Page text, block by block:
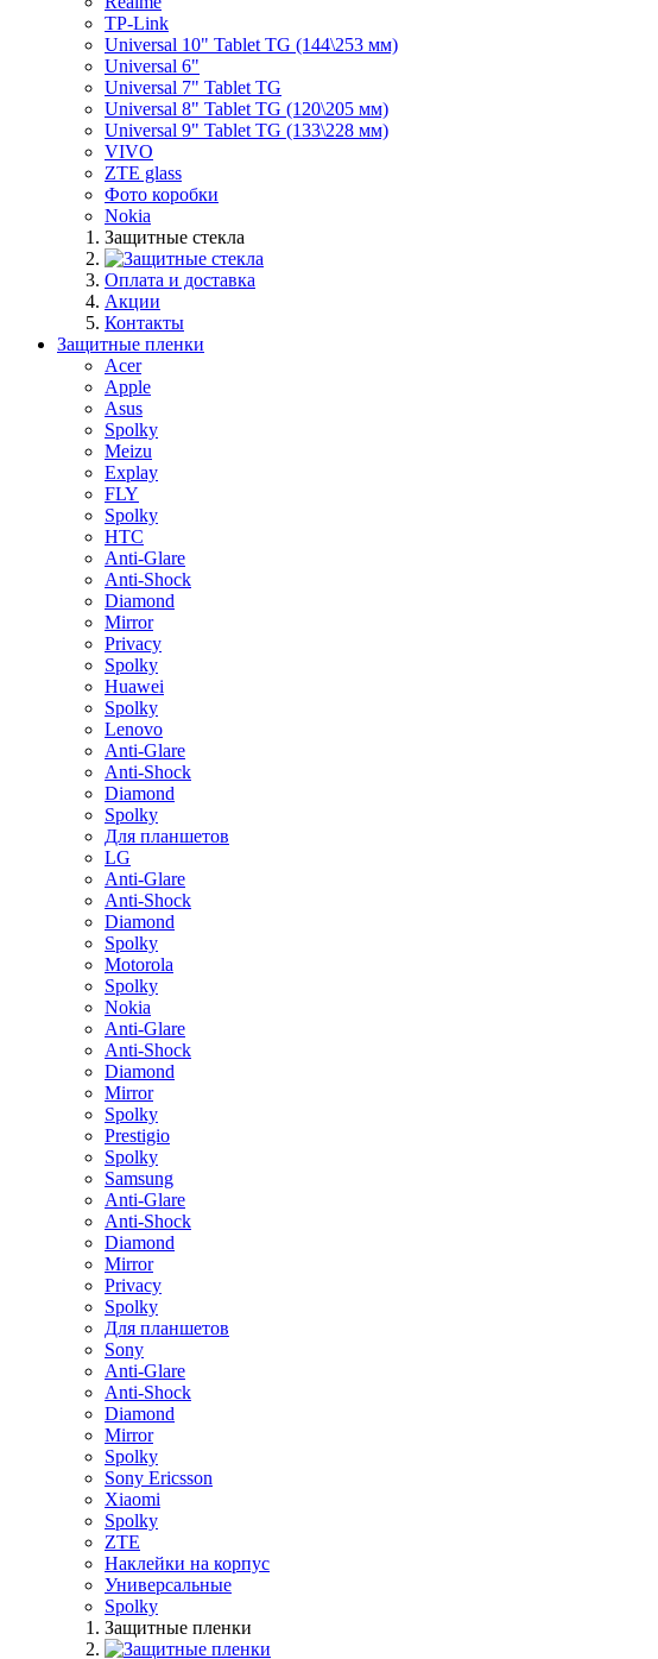
TP-Link
Universal 10" Tablet TG (144\253 мм)
Universal 6"
Universal 7" Tablet TG
Universal 8" Tablet TG (120\205 мм)
Universal 9" Tablet TG (133\228 мм)
VIVO
ZTE glass
Фото коробки
Nokia
Защитные стекла
Оплата и доставка
Акции
Контакты
Защитные пленки
Acer
Apple
Asus
Spolky
Meizu
Explay
FLY
Spolky
HTC
Anti-Glare
Anti-Shock
Diamond
Mirror
Privacy
Spolky
Huawei
Spolky
Lenovo
Anti-Glare
Anti-Shock
Diamond
Spolky
Для планшетов
LG
Anti-Glare
Anti-Shock
Diamond
Spolky
Motorola
Spolky
Nokia
Anti-Glare
Anti-Shock
Diamond
Mirror
Spolky
Prestigio
Spolky
Samsung
Anti-Glare
Anti-Shock
Diamond
Mirror
Privacy
Spolky
Для планшетов
Sony
Anti-Glare
Anti-Shock
Diamond
Mirror
Spolky
Sony Ericsson
Xiaomi
Spolky
ZTE
Наклейки на корпус
Универсальные
Spolky
Защитные пленки